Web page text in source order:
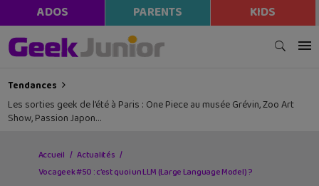
ADOS PARENTS KIDS
Tendances
Les sorties geek de l’été à Paris : One Piece au musée Grévin, Zoo Art
Show, Passion Japon…
Accueil
Actualités
Vocageek #50 : c’est quoi un LLM (Large Language Model) ?